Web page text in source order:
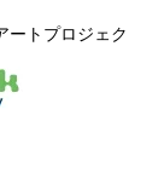
ートプロジェク